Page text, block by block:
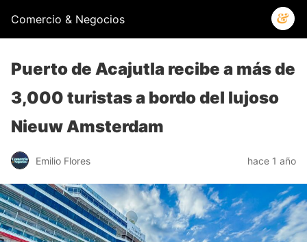
Comercio & Negocios
Puerto de Acajutla recibe a más de
3,000 turistas a bordo del lujoso
Nieuw Amsterdam
Emilio Flores hace 1 año